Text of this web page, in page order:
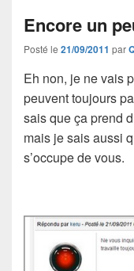
Encore un
Posté le 21/09/2011 par
Eh non, je ne vais
peuvent toujours
sais que ça prend
mais je sais aussi
s’occupe de vous.